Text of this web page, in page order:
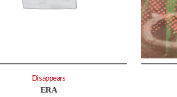
ERA
Disappears